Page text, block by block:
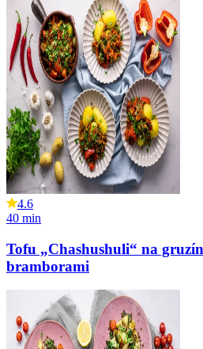
4.6
40 min
Tofu „Chashushuli“ na
bramborami